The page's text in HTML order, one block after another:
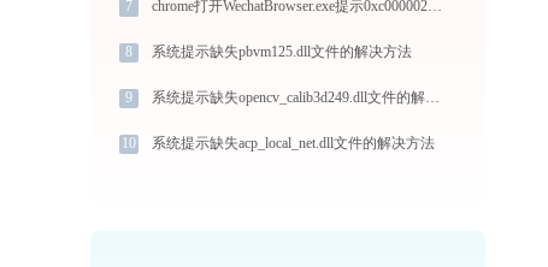
7 chrome打开WechatBrowser.exe提示0xc0000022错误码怎么办
8 系统提示缺失pbvm125.dll文件的解决方法
9 系统提示缺失opencv_calib3d249.dll文件的解决方法
10 系统提示缺失acp_local_net.dll文件的解决方法